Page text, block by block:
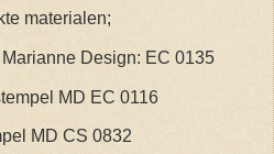
materialen;
Design: EC 0135
MD EC 0116
MD CS 0832